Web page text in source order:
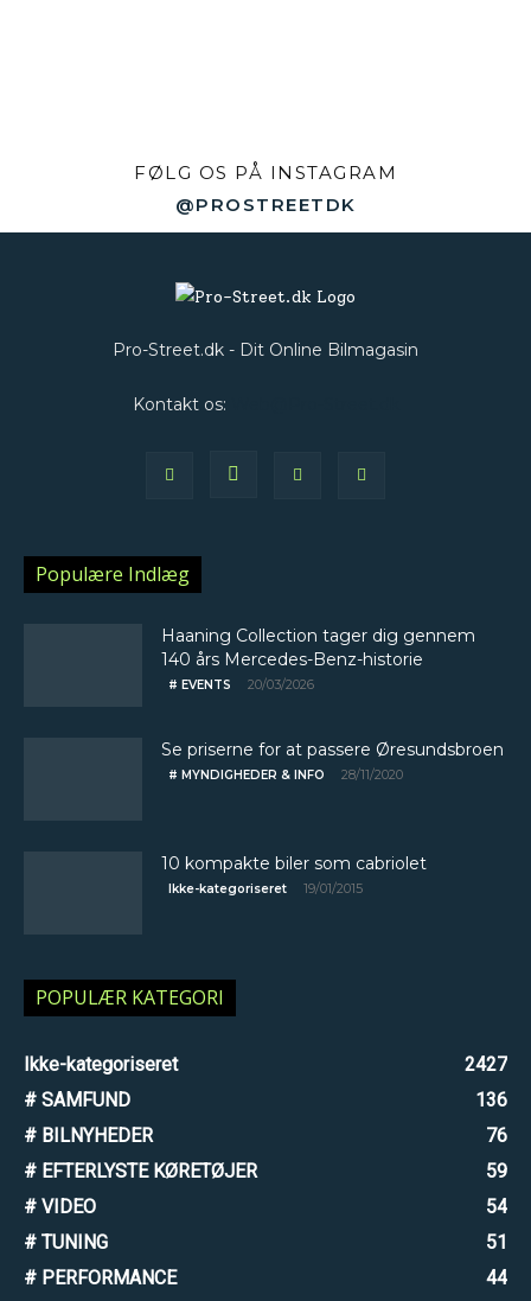
FØLG OS PÅ INSTAGRAM
@PROSTREETDK
Pro-Street.dk - Dit Online Bilmagasin
Kontakt os:
Populære Indlæg
Haaning Collection tager dig gennem
140 års Mercedes-Benz-historie
# EVENTS 20/03/2026
Se priserne for at passere Øresundsbroen
# MYNDIGHEDER & INFO 28/11/2020
10 kompakte biler som cabriolet
Ikke-kategoriseret 19/01/2015
POPULÆR KATEGORI
Ikke-kategoriseret
2427
# SAMFUND
136
# BILNYHEDER
76
# EFTERLYSTE KØRETØJER
59
# VIDEO
54
# TUNING
51
# PERFORMANCE
44